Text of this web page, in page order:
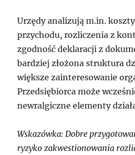
Urzędy analizują m.in.
przychodu, rozliczenia z
zgodność deklaracji z
bardziej złożona struktura
większe zainteresowanie
Przedsiębiorca może
newralgiczne elementy
Wskazówka: Dobre
ryzyko zakwestionowania